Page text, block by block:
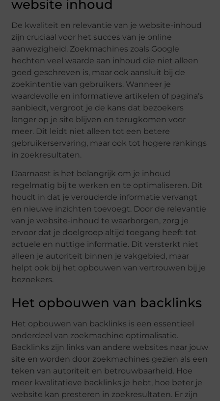
website inhoud
De kwaliteit en relevantie van je website-inhoud
zijn cruciaal voor het succes van je online
aanwezigheid. Zoekmachines zoals Google
hechten veel waarde aan inhoud die niet alleen
goed geschreven is, maar ook aansluit bij de
zoekintentie van gebruikers. Wanneer je
waardevolle en informatieve artikelen of pagina’s
aanbiedt, vergroot je de kans dat bezoekers
langer op je site blijven en terugkomen voor
meer. Dit leidt niet alleen tot een betere
gebruikerservaring, maar ook tot hogere rankings
in zoekresultaten.
Daarnaast is het belangrijk om je inhoud
regelmatig bij te werken en te optimaliseren. Dit
houdt in dat je verouderde informatie vervangt
en nieuwe inzichten toevoegt. Door de relevantie
van je website-inhoud te waarborgen, zorg je
ervoor dat je doelgroep altijd toegang heeft tot
actuele en nuttige informatie. Dit versterkt niet
alleen je autoriteit binnen je vakgebied, maar
helpt ook bij het opbouwen van vertrouwen bij je
bezoekers.
Het opbouwen van backlinks
Het opbouwen van backlinks is een essentieel
onderdeel van zoekmachine optimalisatie.
Backlinks zijn links van andere websites naar jouw
site en worden door zoekmachines gezien als een
teken van autoriteit en betrouwbaarheid. Hoe
meer kwalitatieve backlinks je hebt, hoe beter je
website kan presteren in zoekresultaten. Er zijn